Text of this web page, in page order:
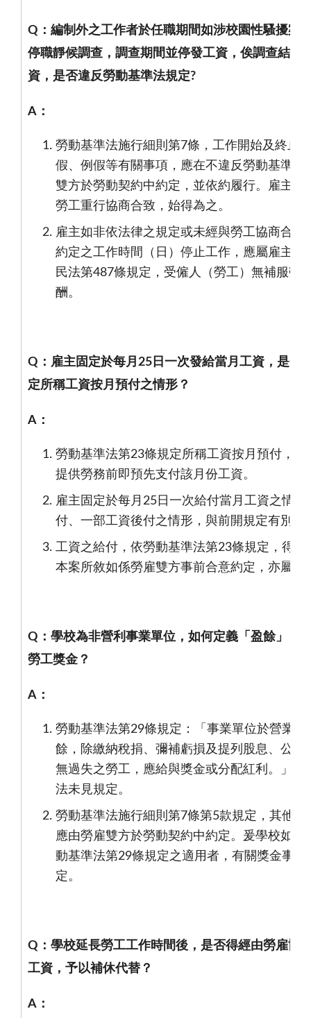
Q ：編制外之工作者於任職期間如涉校園性騷擾案
停職靜候調查，調查期間並停發工資，俟調查結果
資，是否違反勞動基準法規定?
A ：
勞動基準法施行細則第7條，工作開始及終止
假、例假等有關事項，應在不違反勞動基準法
雙方於勞動契約中約定，並依約履行。雇主如
勞工重行協商合致，始得為之。
雇主如非依法律之規定或未經與勞工協商合致
約定之工作時間（日）停止工作，應屬雇主受
民法第487條規定，受僱人（勞工）無補服勞
酬。
Q ：雇主固定於每月 25 日一次發給當月工資，是否
定所稱工資按月預付之情形？
A ：
勞動基準法第23條規定所稱工資按月預付，
提供勞務前即預先支付該月份工資。
雇主固定於每月 25 日一次給付當月工資之情
付、一部工資後付之情形，與前開規定有別。
工資之給付，依勞動基準法第23條規定，得由
本案所敘如係勞雇雙方事前合意約定，亦屬可
Q ：學校為非營利事業單位，如何定義「盈餘」？
勞工獎金？
A ：
勞動基準法第29條規定：「事業單位於營業
餘，除繳納稅捐、彌補虧損及提列股息、公積
無過失之勞工，應給與獎金或分配紅利。」所
法未見規定。
勞動基準法施行細則第7條第5款規定，其他津
應由勞雇雙方於勞動契約中約定。爰學校如非
動基準法第29條規定之適用者，有關獎金事
定。
Q ：學校延長勞工工作時間後，是否得經由勞雇協
工資，予以補休代替？
A ：